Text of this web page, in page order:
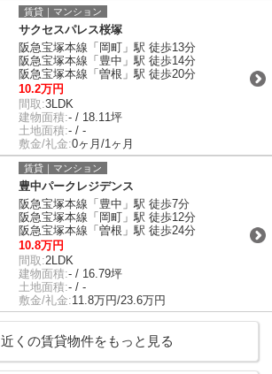
賃貸｜マンション
サクセスパレス桜塚
阪急宝塚本線「岡町」駅 徒歩13分
阪急宝塚本線「豊中」駅 徒歩14分
阪急宝塚本線「曽根」駅 徒歩20分
10.2万円
間取:3LDK
建物面積:- / 18.11坪
土地面積:- / -
敷金/礼金:0ヶ月/1ヶ月
賃貸｜マンション
豊中パークレジデンス
阪急宝塚本線「豊中」駅 徒歩7分
阪急宝塚本線「岡町」駅 徒歩12分
阪急宝塚本線「曽根」駅 徒歩24分
10.8万円
間取:2LDK
建物面積:- / 16.79坪
土地面積:- / -
敷金/礼金:11.8万円/23.6万円
近くの賃貸物件をもっと見る